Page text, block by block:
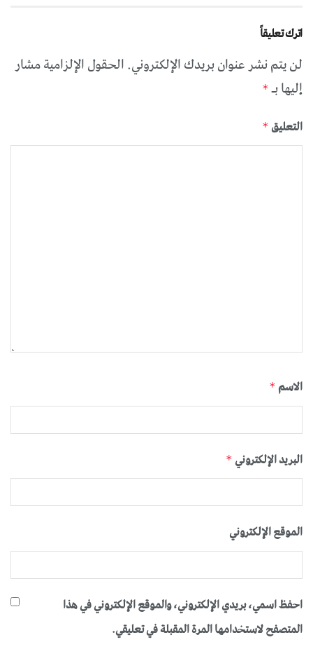
اترك تعليقاً
لن يتم نشر عنوان بريدك الإلكتروني.الحقول الإلزامية مشار
إليها بـ *
التعليق *
الاسم *
البريد الإلكتروني *
الموقع الإلكتروني
احفظ اسمي، بريدي الإلكتروني، والموقع الإلكتروني في هذا
المتصفح لاستخدامها المرة المقبلة في تعليقي.